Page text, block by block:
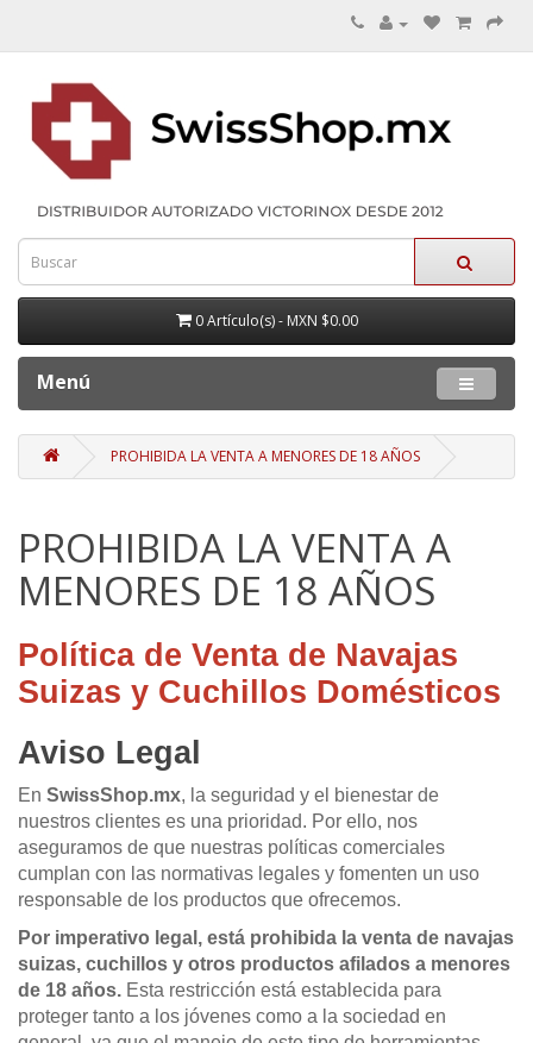
0 Artículo(s) - MXN $0.00
Menú
PROHIBIDA LA VENTA A MENORES DE 18 AÑOS
PROHIBIDA LA VENTA A
MENORES DE 18 AÑOS
Política de Venta de Navajas
Suizas y Cuchillos Domésticos
Aviso Legal
En SwissShop.mx, la seguridad y el bienestar de
nuestros clientes es una prioridad. Por ello, nos
aseguramos de que nuestras políticas comerciales
cumplan con las normativas legales y fomenten un uso
responsable de los productos que ofrecemos.
Por imperativo legal, está prohibida la venta de navajas
suizas, cuchillos y otros productos afilados a menores
de 18 años. Esta restricción está establecida para
proteger tanto a los jóvenes como a la sociedad en